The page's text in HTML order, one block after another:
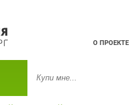
О ПРОЕКТЕ